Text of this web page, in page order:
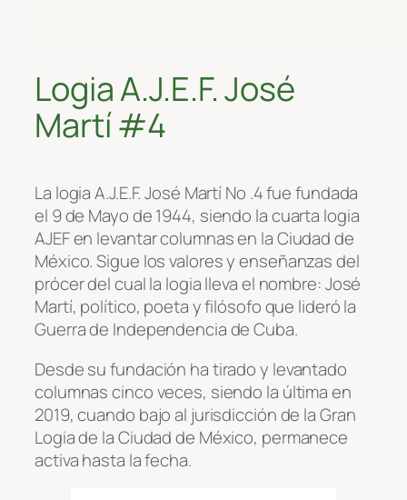
Logia A.J.E.F. José
Martí #4
La logia A.J.E.F. José Martí No .4 fue fundada
el 9 de Mayo de 1944, siendo la cuarta logia
AJEF en levantar columnas en la Ciudad de
México. Sigue los valores y enseñanzas del
prócer del cual la logia lleva el nombre: José
Martí, político, poeta y filósofo que lideró la
Guerra de Independencia de Cuba.
Desde su fundación ha tirado y levantado
columnas cinco veces, siendo la última en
2019, cuando bajo al jurisdicción de la Gran
Logia de la Ciudad de México, permanece
activa hasta la fecha.